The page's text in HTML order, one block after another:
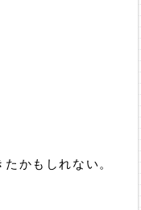
かもしれない。